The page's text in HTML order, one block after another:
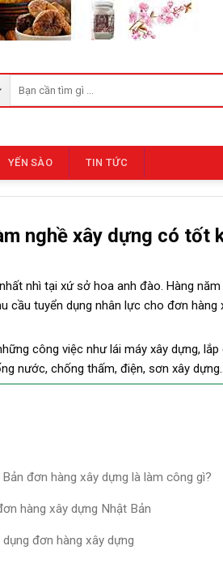
Tìm
kiếm:
YẾN SÀO TIN TỨC
nghề xây dựng có tốt
nhì tại xứ sở hoa anh đào. Hàng
cầu tuyển dụng nhân lực cho đơn
công việc như lái máy xây dựng,
nước, chống thấm, điện, sơn xây dựng….
đơn hàng xây dựng là làm công gì?
hàng xây dựng Nhật Bản
đơn hàng xây dựng